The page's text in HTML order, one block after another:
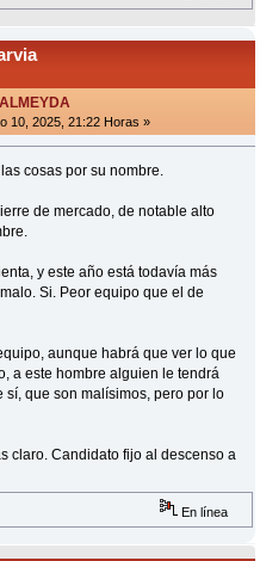
10, 2025, 21:22 Horas »
cosas por su nombre.
de mercado, de notable alto
y este año está todavía más
Si. Peor equipo que el de
aunque habrá que ver lo que
a este hombre alguien le tendrá
que son malísimos, pero por lo
claro. Candidato fijo al descenso a
En línea